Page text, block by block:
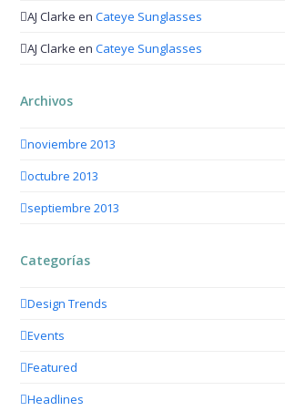
AJ Clarke enCateye Sunglasses
AJ Clarke enCateye Sunglasses
Archivos
noviembre 2013
octubre 2013
septiembre 2013
Categorías
Design Trends
Events
Featured
Headlines